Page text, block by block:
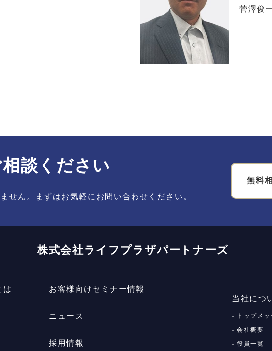
菅澤俊
談ください
せん。まずはお気軽にお問い合わせください。
無料
株式会社ライフプラザパートナーズ
は お客様向けセミナー情報
ニュース
採用情報
当社につ
トップメッ
会社概要
役員一覧